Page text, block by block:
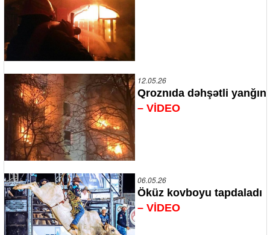
12.05.26
Qroznıda dəhşətli yanğın
– VİDEO
06.05.26
Öküz kovboyu tapdaladı
– VİDEO